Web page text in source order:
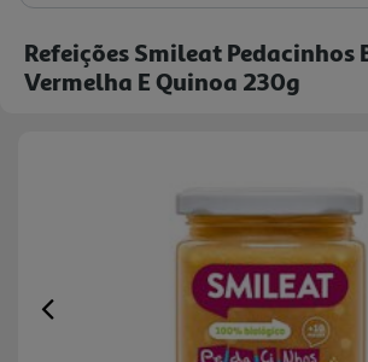
Refeições Smileat Pedacinhos
Vermelha E Quinoa 230g
Previous